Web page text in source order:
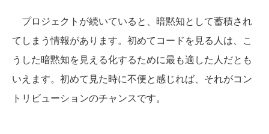
プロジェクトが続いていると、暗黙知として蓄積され
てしまう情報があります。初めてコードを見る人は、こ
うした暗黙知を見える化するために最も適した人だとも
いえます。初めて見た時に不便と感じれば、それがコン
トリビューションのチャンスです。